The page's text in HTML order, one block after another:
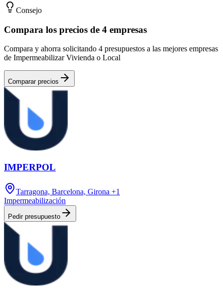
Consejo
Compara los precios de 4 empresas
Compara y ahorra solicitando 4 presupuestos a las mejores empresas
de Impermeabilizar Vivienda o Local
Comparar precios
IMPERPOL
Tarragona, Barcelona, Girona +1
Impermeabilización
Pedir presupuesto